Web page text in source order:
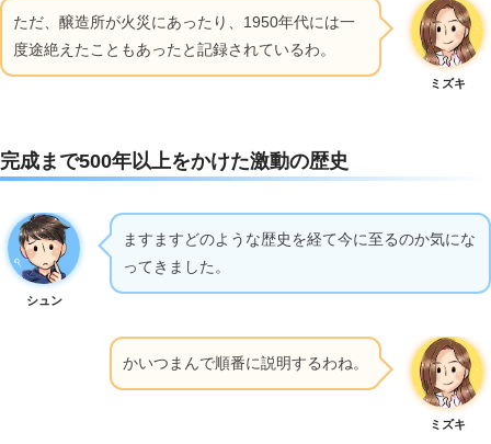
ただ、醸造所が火災にあったり、1950年代には一
度途絶えたこともあったと記録されているわ。
ミズキ
完成まで500年以上をかけた激動の歴史
シュン
ますますどのような歴史を経て今に至るのか気にな
ってきました。
かいつまんで順番に説明するわね。
ミズキ